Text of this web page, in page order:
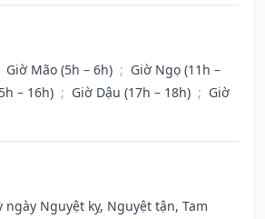
Giờ Mão (5h – 6h) ; Giờ Ngọ (11h –
– 16h) ; Giờ Dậu (17h – 18h) ; Giờ
Nguyệt kỵ, Nguyệt tận, Tam